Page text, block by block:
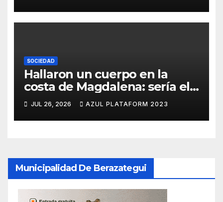
SOCIEDAD
Hallaron un cuerpo en la
costa de Magdalena: sería el
quinto pescador
desaparecido en Hudson
JUL 26, 2026 AZUL PLATAFORM 2023
Municipalidad De Berazategui